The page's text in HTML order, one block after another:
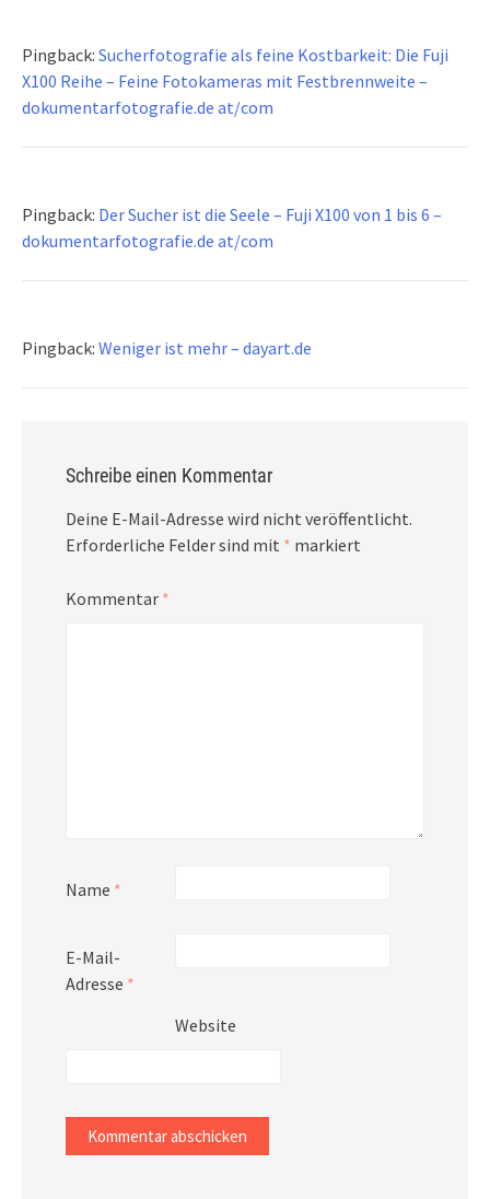
Pingback: Sucherfotografie als feine Kostbarkeit: Die Fuji
X100 Reihe – Feine Fotokameras mit Festbrennweite –
dokumentarfotografie.de at/com
Pingback: Der Sucher ist die Seele – Fuji X100 von 1 bis 6 –
dokumentarfotografie.de at/com
Pingback: Weniger ist mehr – dayart.de
Schreibe einen Kommentar
Deine E-Mail-Adresse wird nicht veröffentlicht.
Erforderliche Felder sind mit * markiert
Kommentar *
Name *
E-Mail-
Adresse *
Website